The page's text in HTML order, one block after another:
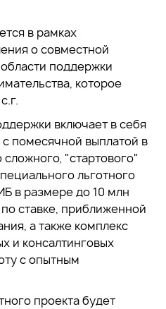
в рамках
о совместной
поддержки
которое
включает в себя
помесячной выплатой в
"стартового"
льготного
в размере до 10 млн
ставке, приближенной
а также комплекс
и консалтинговых
с опытным
проекта будет